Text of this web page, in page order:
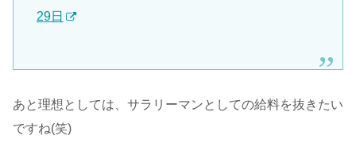
29日
あと理想としては、サラリーマンとしての給料を抜きたい
ですね(笑)